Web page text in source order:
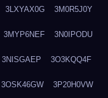
3LXYAX0G 3M0R5J0Y
3MYP6NEF 3N0IPODU
3NISGAEP 3O3KQQ4F
3OSK46GW 3P20H0VW